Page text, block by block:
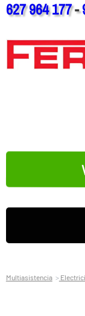
627 964 177-
Multiasistencia